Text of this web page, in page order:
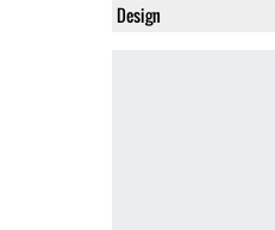
Design